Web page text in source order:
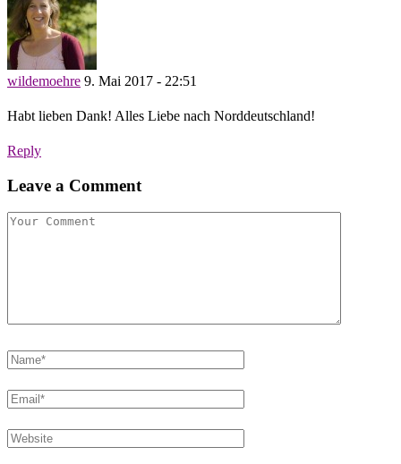
wildemoehre 9. Mai 2017 - 22:51
Habt lieben Dank! Alles Liebe nach Norddeutschland!
Reply
Leave a Comment